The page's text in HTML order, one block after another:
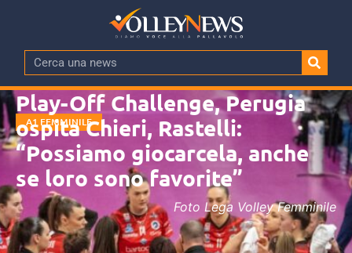
A1 FEMMINILE
Play-Off Challenge, Perugia
ospita Chieri, Rastelli:
“Possiamo giocarcela, anche
se loro sono favorite”
Foto Lega Volley Femminile